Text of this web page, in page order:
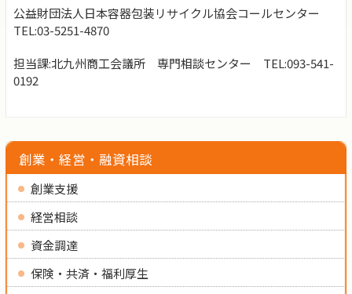
公益財団法人日本容器包装リサイクル協会コールセンター
TEL:03-5251-4870
担当課:北九州商工会議所 専門相談センター TEL:093-541-
0192
創業・経営・融資相談
創業支援
経営相談
資金調達
保険・共済・福利厚生